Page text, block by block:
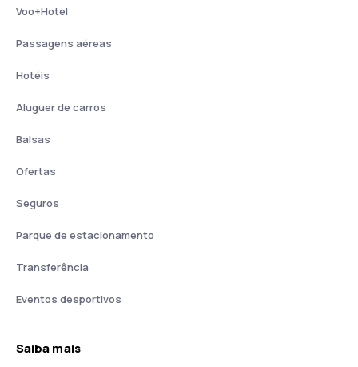
Voo+Hotel
Passagens aéreas
Hotéis
Aluguer de carros
Balsas
Ofertas
Seguros
Parque de estacionamento
Transferência
Eventos desportivos
Saiba mais